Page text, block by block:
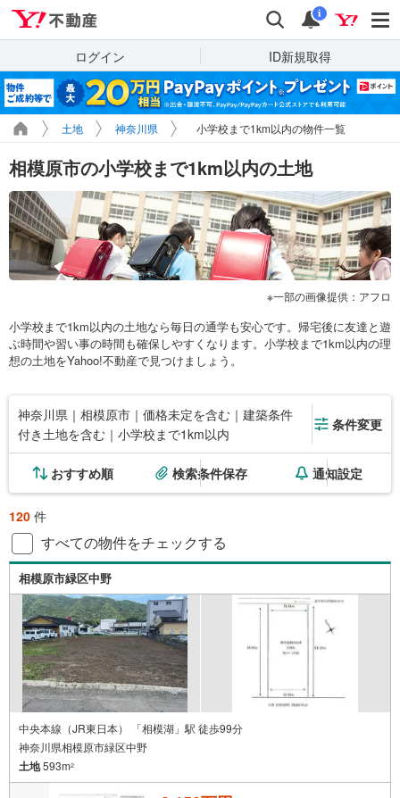
検索 通知
i
ログイン ID新規取得
土地 神奈川県 小学校まで1km以内の物件一覧
相模原市の小学校まで1km以内の土地
一部の画像提供：アフロ
小学校まで1km以内の土地なら毎日の通学も安心です。帰宅後に友達と遊
ぶ時間や習い事の時間も確保しやすくなります。小学校まで1km以内の理
想の土地をYahoo!不動産で見つけましょう。
神奈川県｜相模原市｜価格未定を含む｜建築条件
付き土地を含む｜小学校まで1km以内
条件変更
おすすめ順 検索条件保存 通知設定
120 件
すべての物件をチェックする
相模原市緑区中野
中央本線（JR東日本） 「相模湖」駅 徒歩99分
神奈川県相模原市緑区中野
土地593m2